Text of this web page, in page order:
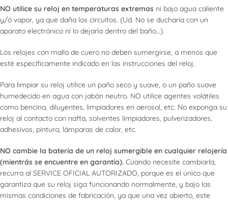
NO utilice su reloj en temperaturas extremas ni bajo agua caliente
y/ó vapor, ya que daña los circuitos. (Ud. No se ducharía con un
aparato electrónico ni lo dejaría dentro del baño…).
Los relojes con malla de cuero no deben sumergirse, a menos que
esté específicamente indicado en las instrucciones del reloj.
Para limpiar su reloj utilice un paño seco y suave, o un paño suave
humedecido en agua con jabón neutro. NO utilice agentes volátiles
como bencina, diluyentes, limpiadores en aerosol, etc. No exponga su
reloj al contacto con nafta, solventes limpiadores, pulverizadores,
adhesivos, pintura, lámparas de calor, etc.
NO cambie la batería de un reloj sumergible en cualquier relojería
(mientrás se encuentre en garantía). Cuando necesite cambiarla,
recurra al SERVICE OFICIAL AUTORIZADO, porque es el único que
garantiza que su reloj siga funcionando normalmente, y bajo las
mismas condiciones de fabricación, ya que una vez abierto, este